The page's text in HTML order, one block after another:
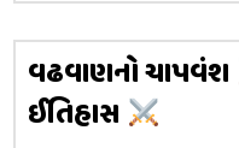
વઢવાણનો ચાપવંશ
ઈતિહાસ